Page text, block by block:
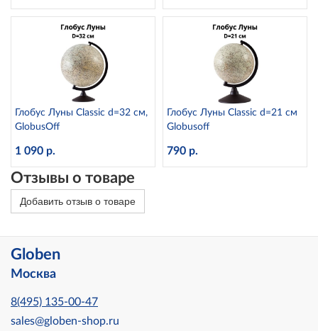
Глобус Луны Classic d=32 см,
GlobusOff
1 090 р.
Глобус Луны Classic d=21 см
Globusoff
790 р.
Отзывы о товаре
Добавить отзыв о товаре
Globen
Москва
8(495) 135-00-47
sales@globen-shop.ru